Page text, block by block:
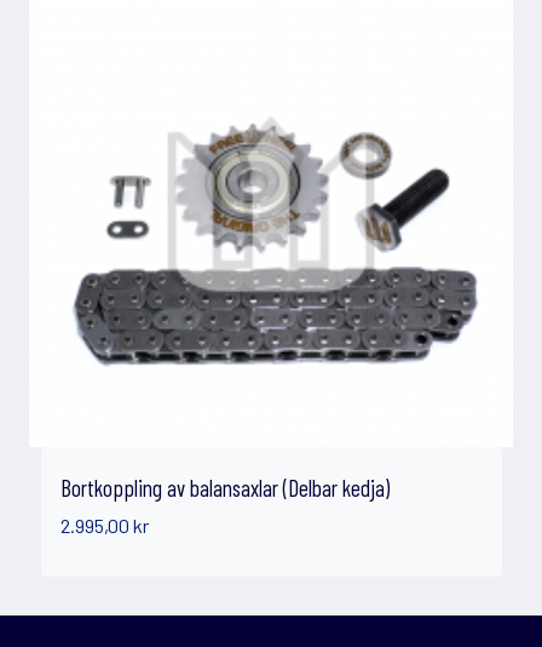
Bortkoppling av balansaxlar (Delbar kedja)
2.995,00 kr